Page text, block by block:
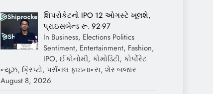
શિપરોકેટનો IPO 12 ઓગસ્ટે ખૂલશે,
પ્રાઇસબેન્ડ રૂ. 92-97
In Business, Elections Politics
Sentiment, Entertainment, Fashion,
IPO, ઈકોનોમી, કોમોડિટી, કોર્પોરેટ
ન્યૂઝ, ક્રિપ્ટો, પર્સનલ ફાઇનાન્સ, શેર બજાર
August 8, 2026